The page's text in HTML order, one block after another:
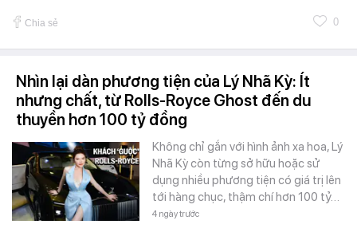
Chia sẻ 0
Nhìn lại dàn phương tiện của Lý Nhã Kỳ: Ít
nhưng chất, từ Rolls-Royce Ghost đến du
thuyền hơn 100 tỷ đồng
Không chỉ gắn với hình ảnh xa hoa, Lý
Nhã Kỳ còn từng sở hữu hoặc sử
dụng nhiều phương tiện có giá trị lên
tới hàng chục, thậm chí hơn 100 tỷ…
4 ngày trước